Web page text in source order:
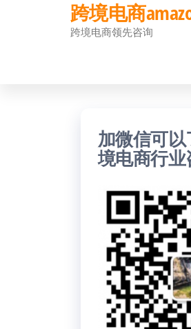
跨境电商
跨境电商领先咨询
加微信可
境电商行业